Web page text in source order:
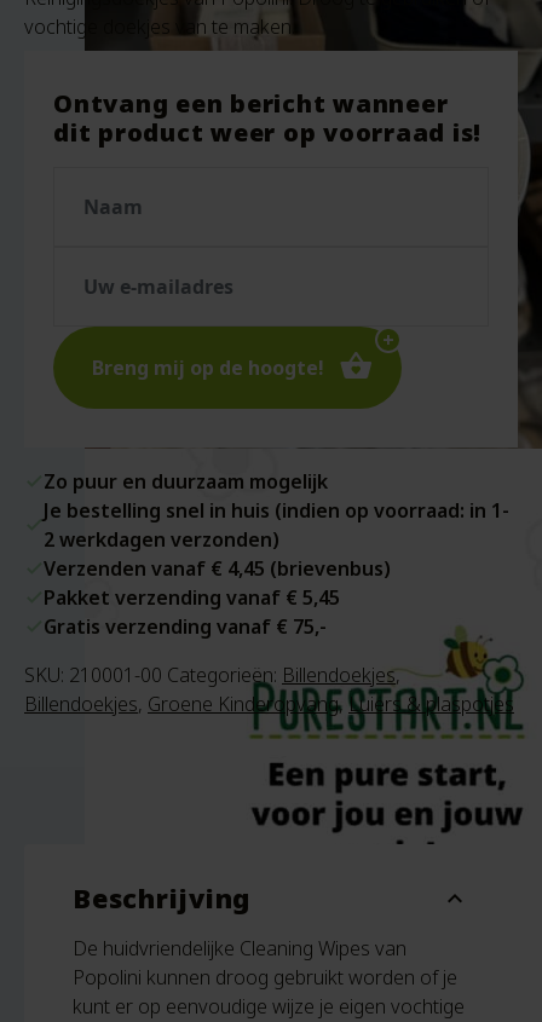
vochtige doekjes van te maken.
Ontvang een bericht wanneer
dit product weer op voorraad is!
Breng mij op de hoogte!
Zo puur en duurzaam mogelijk
Je bestelling snel in huis (indien op voorraad: in 1-
2 werkdagen verzonden)
Verzenden vanaf € 4,45 (brievenbus)
Pakket verzending vanaf € 5,45
Gratis verzending vanaf € 75,-
SKU: 210001-00 Categorieën: Billendoekjes,
Billendoekjes, Groene Kinderopvang, Luiers & plaspotjes
Beschrijving expand_more
De huidvriendelijke Cleaning Wipes van
Popolini kunnen droog gebruikt worden of je
kunt er op eenvoudige wijze je eigen vochtige